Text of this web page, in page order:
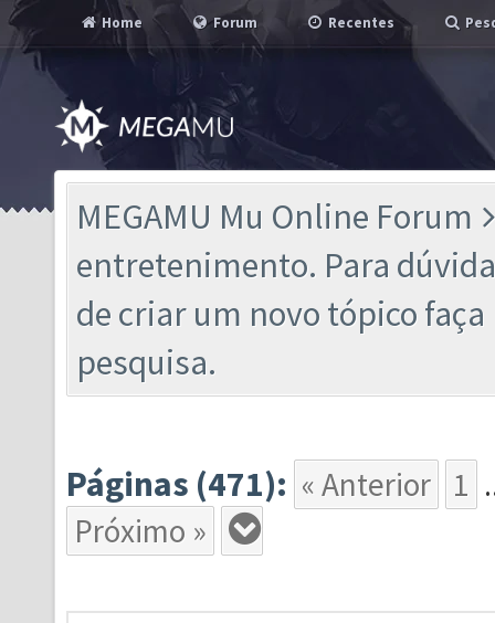
Home Forum Recentes
MEGAMU Mu Online Forum
entretenimento. Para
de criar um novo tópico
pesquisa.
Páginas (471): « Anterior 1
Próximo »